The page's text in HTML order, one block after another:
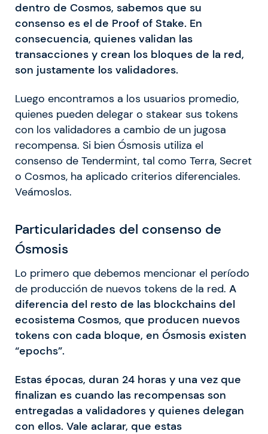
dentro de Cosmos, sabemos que su
consenso es el de Proof of Stake. En
consecuencia, quienes validan las
transacciones y crean los bloques de la red,
son justamente los validadores.
Luego encontramos a los usuarios promedio,
quienes pueden delegar o stakear sus tokens
con los validadores a cambio de un jugosa
recompensa. Si bien Ósmosis utiliza el
consenso de Tendermint, tal como Terra, Secret
o Cosmos, ha aplicado criterios diferenciales.
Veámoslos.
Particularidades del consenso de
Ósmosis
Lo primero que debemos mencionar el período
de producción de nuevos tokens de la red. A
diferencia del resto de las blockchains del
ecosistema Cosmos, que producen nuevos
tokens con cada bloque, en Ósmosis existen
“epochs”.
Estas épocas, duran 24 horas y una vez que
finalizan es cuando las recompensas son
entregadas a validadores y quienes delegan
con ellos. Vale aclarar, que estas